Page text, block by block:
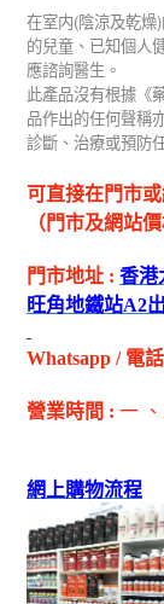
在室内(陰涼及乾燥)
的兒童、已知個人
應諮詢醫生。
此產品沒有根據《
品作出的任何聲稱
診斷、治療或預防
可直接在門市
（門市及網站價
門市地址 : 香港
旺角地鐵站A2出
Whatsapp / 電話
營業時間 : 一
網上購物流程